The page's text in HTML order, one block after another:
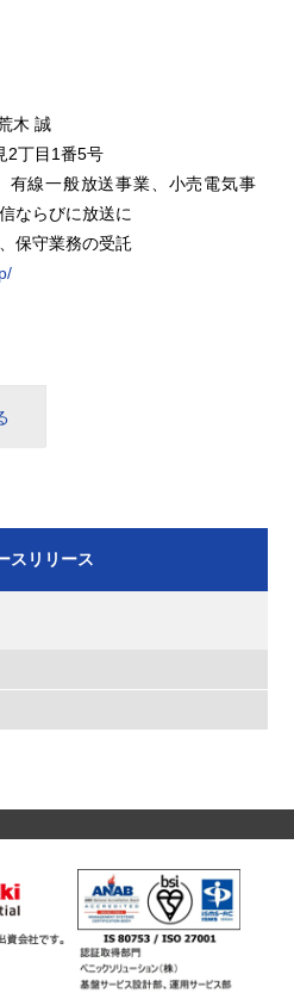
木 誠
2丁目1番5号
有線一般放送事業、小売電気事
ならびに放送に
保守業務の受託
スリリース